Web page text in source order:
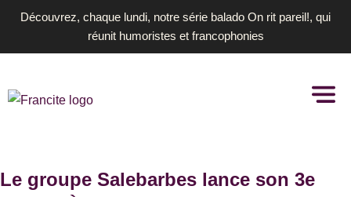
Aller
contenu
Découvrez, chaque lundi, notre série balado On rit pareil!, qui
réunit humoristes et francophonies
Le groupe Salebarbes lance son 3e